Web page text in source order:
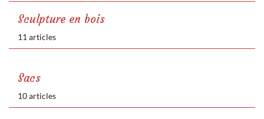
Sculpture en bois
11 articles
Sacs
10 articles